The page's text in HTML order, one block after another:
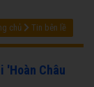
chủ Tin bên lề
'Hoàn Châu